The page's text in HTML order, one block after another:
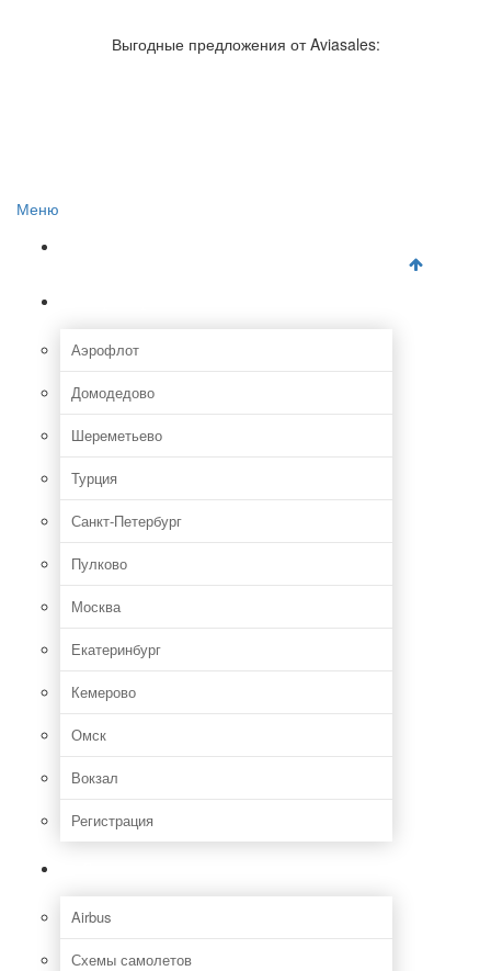
Отзывы об авиакомпаниях
Отзывы об аэропортах
Выгодные предложения от Aviasales:
Меню
Аэрофлот
Домодедово
Шереметьево
Турция
Санкт-Петербург
Пулково
Москва
Екатеринбург
Кемерово
Омск
Вокзал
Регистрация
Airbus
Схемы самолетов